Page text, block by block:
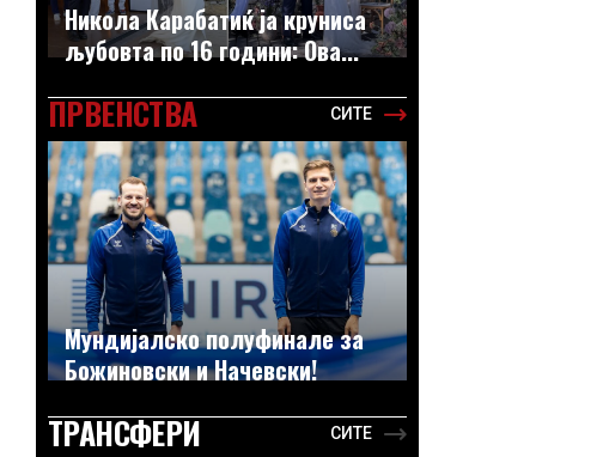
Никола Карабатиќ ја круниса
љубовта по 16 години: Ова...
ПРВЕНСТВА СИТЕ
Мундијалско полуфинале за
Божиновски и Начевски!
ТРАНСФЕРИ СИТЕ